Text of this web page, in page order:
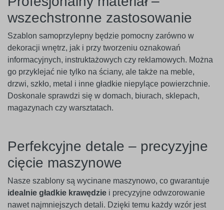
wszechstronne zastosowanie
Szablon samoprzylepny będzie pomocny zarówno w
dekoracji wnętrz, jak i przy tworzeniu oznakowań
informacyjnych, instruktażowych czy reklamowych. Można
go przyklejać nie tylko na ściany, ale także na meble,
drzwi, szkło, metal i inne gładkie niepylące powierzchnie.
Doskonale sprawdzi się w domach, biurach, sklepach,
magazynach czy warsztatach.
Perfekcyjne detale – precyzyjne
cięcie maszynowe
Nasze szablony są wycinane maszynowo, co gwarantuje
idealnie gładkie krawędzie i precyzyjne odwzorowanie
nawet najmniejszych detali. Dzięki temu każdy wzór jest